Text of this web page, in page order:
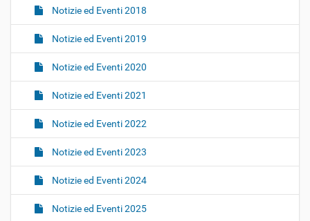
Notizie ed Eventi 2018
Notizie ed Eventi 2019
Notizie ed Eventi 2020
Notizie ed Eventi 2021
Notizie ed Eventi 2022
Notizie ed Eventi 2023
Notizie ed Eventi 2024
Notizie ed Eventi 2025